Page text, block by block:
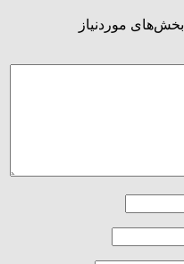
بخش‌های موردنیاز